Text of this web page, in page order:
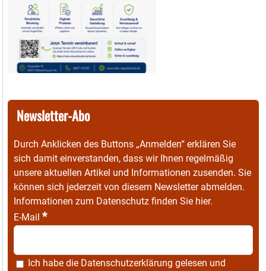
Newsletter-Abo
Durch Anklicken des Buttons „Anmelden“ erklären Sie
sich damit einverstanden, dass wir Ihnen regelmäßig
unsere aktuellen Artikel und Informationen zusenden. Sie
können sich jederzeit von diesem Newsletter abmelden.
Informationen zum Datenschutz finden Sie hier.
E-Mail *
Ich habe die Datenschutzerklärung gelesen und